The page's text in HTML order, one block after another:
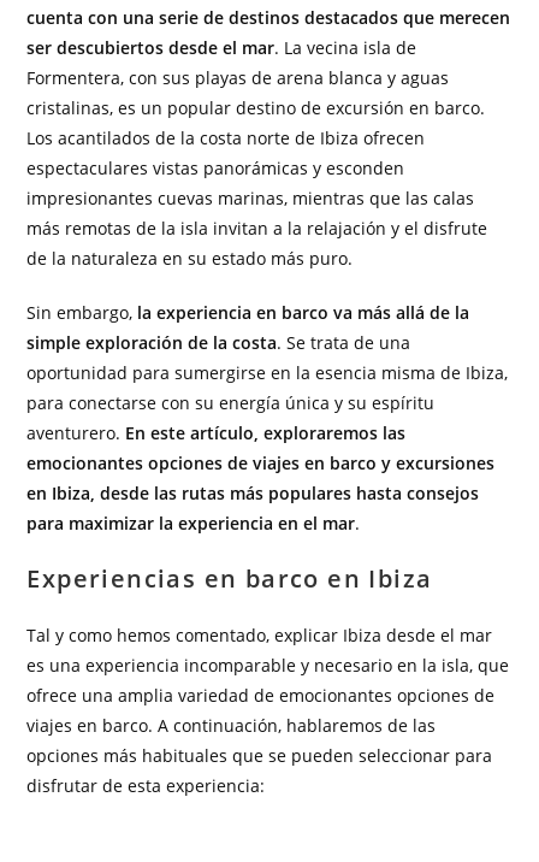
cuenta con una serie de destinos destacados que merecen
ser descubiertos desde el mar. La vecina isla de
Formentera, con sus playas de arena blanca y aguas
cristalinas, es un popular destino de excursión en barco.
Los acantilados de la costa norte de Ibiza ofrecen
espectaculares vistas panorámicas y esconden
impresionantes cuevas marinas, mientras que las calas
más remotas de la isla invitan a la relajación y el disfrute
de la naturaleza en su estado más puro.
Sin embargo, la experiencia en barco va más allá de la
simple exploración de la costa. Se trata de una
oportunidad para sumergirse en la esencia misma de Ibiza,
para conectarse con su energía única y su espíritu
aventurero. En este artículo, exploraremos las
emocionantes opciones de viajes en barco y excursiones
en Ibiza, desde las rutas más populares hasta consejos
para maximizar la experiencia en el mar.
Experiencias en barco en Ibiza
Tal y como hemos comentado, explicar Ibiza desde el mar
es una experiencia incomparable y necesario en la isla, que
ofrece una amplia variedad de emocionantes opciones de
viajes en barco. A continuación, hablaremos de las
opciones más habituales que se pueden seleccionar para
disfrutar de esta experiencia: